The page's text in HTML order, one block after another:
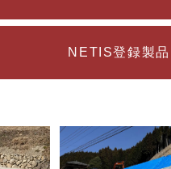
NETIS登録製品